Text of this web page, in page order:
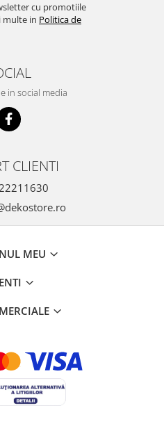
cu promotiile
multe in Politica de
in social media
CLIENTI
MEU